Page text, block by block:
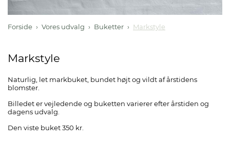
Forside Vores udvalg Buketter Markstyle
Markstyle
Naturlig, let markbuket, bundet højt og vildt af årstidens
blomster.
Billedet er vejledende og buketten varierer efter årstiden og
dagens udvalg.
Den viste buket 350 kr.